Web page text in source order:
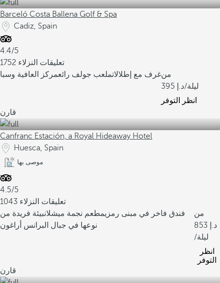
Barceló Costa Ballena Golf & Spa
Cadiz, Spain
4.4/5
1752 تعليقات النزلاء
غرف مع إطلالاتملعب جولف رائعمركز العافية وسبا
من
395
/ليلة
انظر التوفر
قارن
Canfranc Estación, a Royal Hideaway Hotel
Huesca, Spain
موصى بها
4.5/5
1043 تعليقات النزلاء
فندق فاخر في مبنى رمزيمطعم نجمة ميشلانبيئة فريدة من
نوعها في جبال البرانس أراغون
من
853
/ليلة
انظر
التوفر
قارن